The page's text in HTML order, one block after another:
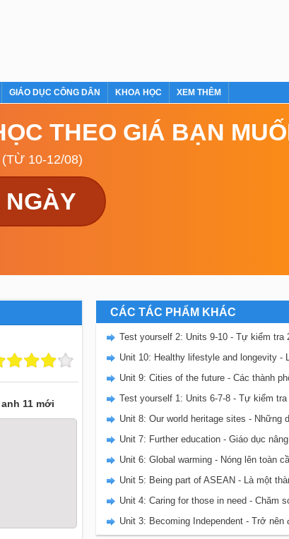
GIÁO DỤC CÔNG DÂN KHOA HỌC XEM THÊM
THEO GIÁ BẠN
10-12/08)
11 mới
CÁC TÁC PHẨM KHÁC
Unit 6: Global warming - Nóng lên toàn